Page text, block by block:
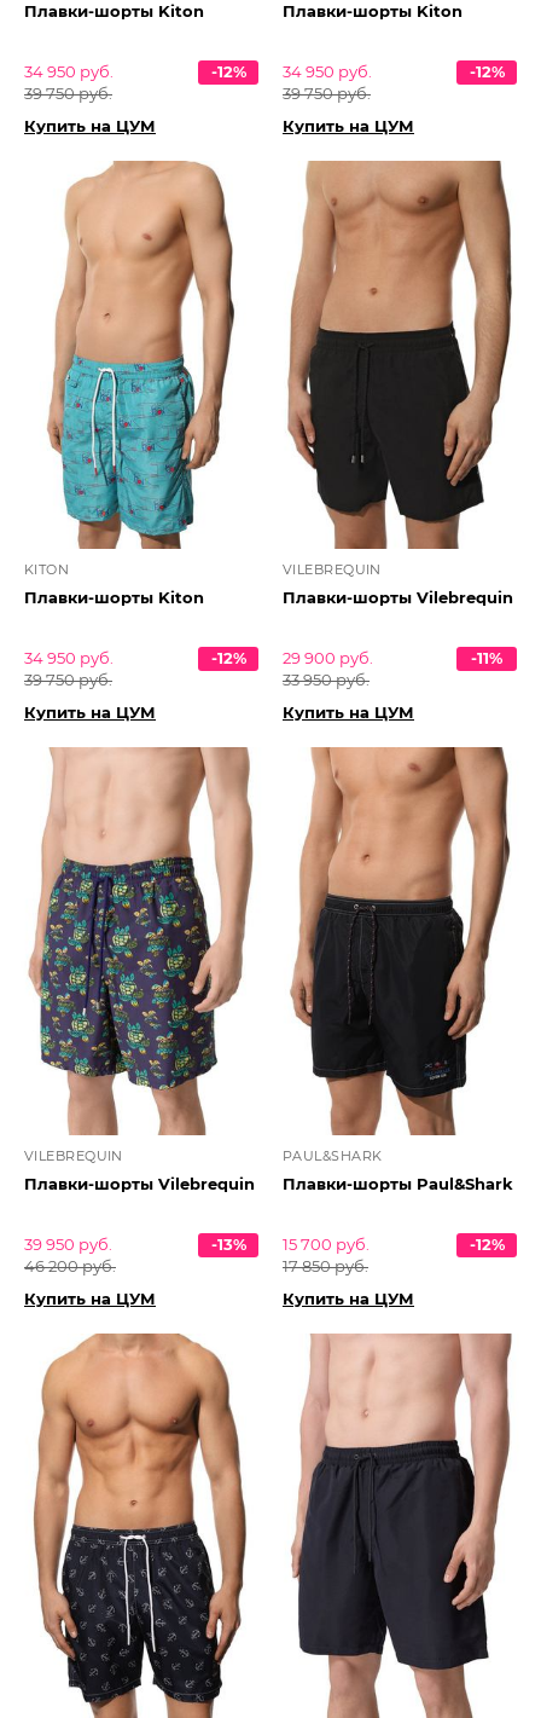
Плавки-шорты Kiton
34 950 руб.
39 750 руб.
-12%
Купить на ЦУМ
Плавки-шорты Kiton
34 950 руб.
39 750 руб.
-12%
Купить на ЦУМ
KITON
Плавки-шорты Kiton
34 950 руб.
39 750 руб.
-12%
Купить на ЦУМ
VILEBREQUIN
Плавки-шорты Vilebrequin
29 900 руб.
33 950 руб.
-11%
Купить на ЦУМ
VILEBREQUIN
Плавки-шорты Vilebrequin
39 950 руб.
46 200 руб.
-13%
Купить на ЦУМ
PAUL&SHARK
Плавки-шорты Paul&Shark
15 700 руб.
17 850 руб.
-12%
Купить на ЦУМ